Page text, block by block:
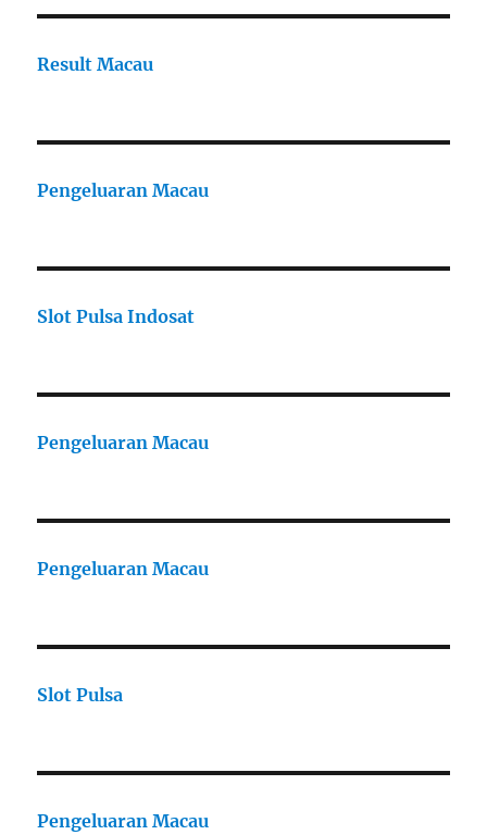
Result Macau
Pengeluaran Macau
Slot Pulsa Indosat
Pengeluaran Macau
Pengeluaran Macau
Slot Pulsa
Pengeluaran Macau